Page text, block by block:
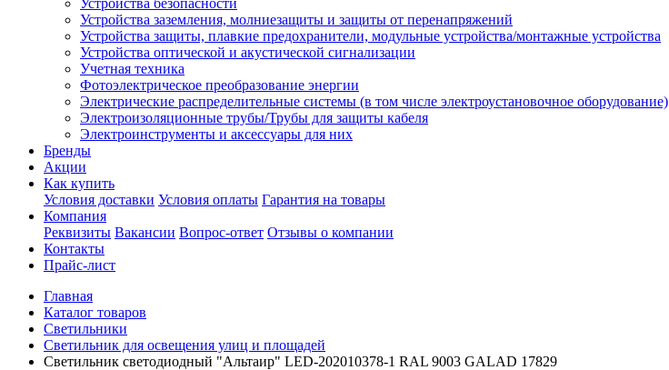
Устройства безопасности
Устройства заземления, молниезащиты и защиты от перенапряжений
Устройства защиты, плавкие предохранители, модульные устройства/монтажные устройства
Устройства оптической и акустической сигнализации
Учетная техника
Фотоэлектрическое преобразование энергии
Электрические распределительные системы (в том числе электроустановочное оборудование)
Электроизоляционные трубы/Трубы для защиты кабеля
Электроинструменты и аксессуары для них
Бренды
Акции
Как купить
Условия доставки Условия оплаты Гарантия на товары
Компания
Реквизиты Вакансии Вопрос-ответ Отзывы о компании
Контакты
Прайс-лист
Главная
Каталог товаров
Светильники
Светильник для освещения улиц и площадей
Светильник светодиодный "Альтаир" LED-202010378-1 RAL 9003 GALAD 17829